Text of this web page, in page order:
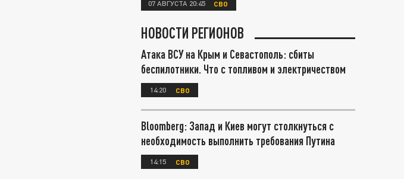
07 АВГУСТА 20:45 СВО
НОВОСТИ РЕГИОНОВ
Атака ВСУ на Крым и Севастополь: сбиты
беспилотники. Что с топливом и электричеством
14:20 СВО
Bloomberg: Запад и Киев могут столкнуться с
необходимость выполнить требования Путина
14:15 СВО